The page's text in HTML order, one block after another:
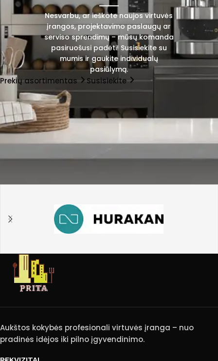
Nesvarbu, ar ieškote naujos virtuvės
įrangos, projektavimo paslaugų ar
serviso sprendimų – mūsų komanda
pasiruošusi padėti! Susisiekite su
mumis ir gaukite individualų
pasiūlymą.
Prekių asortimentas Susisiekite
Aukštos kokybės profesionali virtuvės įranga – nuo
pradinės idėjos iki pilno įgyvendinimo.